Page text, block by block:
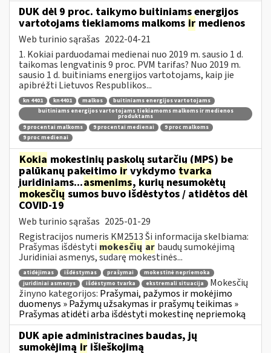
DUK dėl 9 proc. taikymo buitiniams energijos
vartotojams tiekiamoms malkoms ir medienos
Web turinio sąrašas 2022-04-21
1. Kokiai parduodamai medienai nuo 2019 m. sausio 1 d.
taikomas lengvatinis 9 proc. PVM tarifas? Nuo 2019 m.
sausio 1 d. buitiniams energijos vartotojams, kaip jie
apibrėžti Lietuvos Respublikos...
kn 4401 kn4401 malkos
buitiniams energijos vartotojams
buitiniams energijos vartotojams tiekiamoms malkoms ir medienos
produktams
9 procentai malkoms
9 procentai medienai
9 proc malkoms
9 proc medienai
Kokia mokestinių paskolų sutarčių (MPS) be
palūkanų pakeitimo ir vykdymo tvarka
juridiniams...asmenims, kurių nesumokėtų
mokesčių sumos buvo išdėstytos / atidėtos dėl
COVID-19
Web turinio sąrašas 2025-01-29
Registracijos numeris KM2513 Ši informacija skelbiama:
Prašymas išdėstyti mokesčių ar baudų sumokėjimą
Juridiniai asmenys, sudarę mokestinės...
atidėjimas išdėstymas prašymai
mokestinė nepriemoka
juridiniai asmenys
išdėstymo tvarka ekstremali situacija
Mokesčių
žinyno kategorijos: Prašymai, pažymos ir mokėjimo
duomenys » Pažymų užsakymas ir prašymų teikimas »
Prašymas atidėti arba išdėstyti mokestinę nepriemoką
DUK apie administracines baudas, jų
sumokėjimą ir išieškojimą